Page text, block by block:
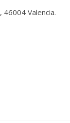
46004 Valencia.